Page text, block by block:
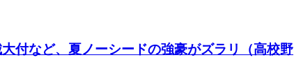
付など、夏ノーシードの強豪がズラリ（高校野